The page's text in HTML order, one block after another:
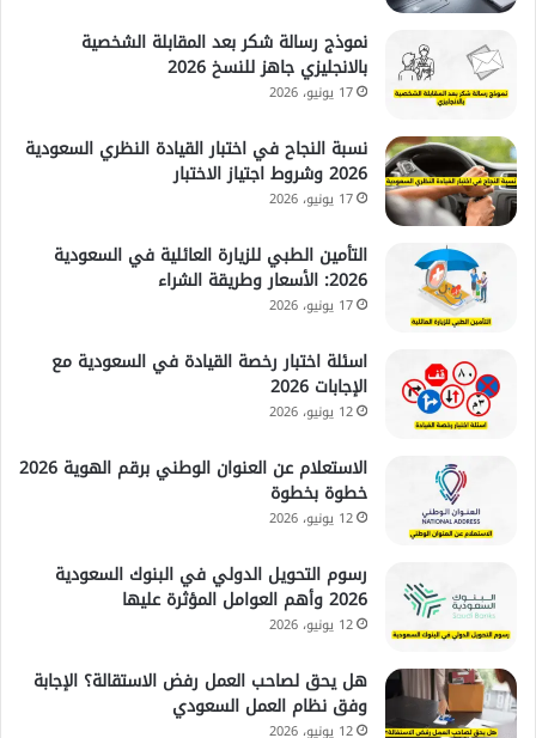
نموذج رسالة شكر بعد المقابلة الشخصية
بالانجليزي جاهز للنسخ 2026
17 يونيو، 2026
نسبة النجاح في اختبار القيادة النظري السعودية
2026 وشروط اجتياز الاختبار
17 يونيو، 2026
التأمين الطبي للزيارة العائلية في السعودية
2026: الأسعار وطريقة الشراء
17 يونيو، 2026
اسئلة اختبار رخصة القيادة في السعودية مع
الإجابات 2026
12 يونيو، 2026
الاستعلام عن العنوان الوطني برقم الهوية 2026
خطوة بخطوة
12 يونيو، 2026
رسوم التحويل الدولي في البنوك السعودية
2026 وأهم العوامل المؤثرة عليها
12 يونيو، 2026
هل يحق لصاحب العمل رفض الاستقالة؟ الإجابة
وفق نظام العمل السعودي
12 يونيو، 2026